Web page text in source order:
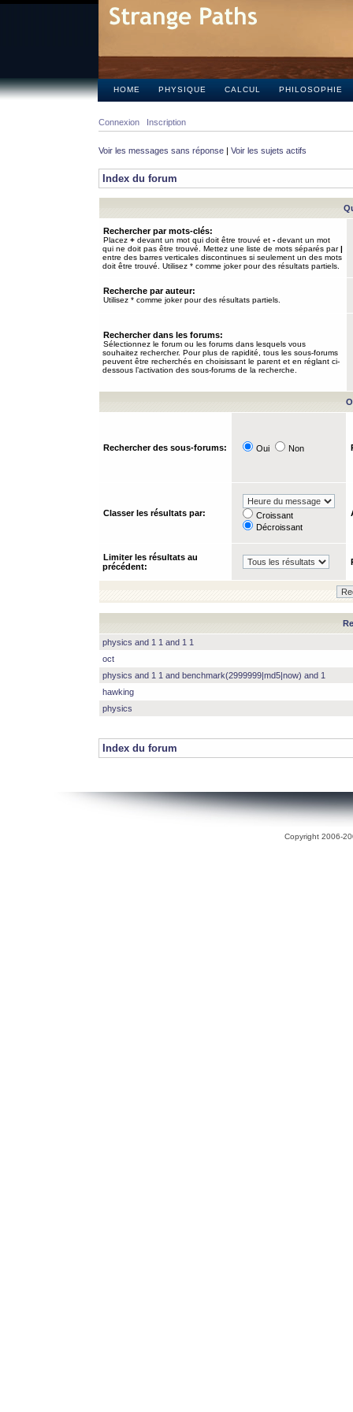
HOME PHYSIQUE CALCUL PHILOSOPHIE
Connexion Inscription
Voir les messages sans réponse | Voir les sujets actifs
Index du forum
Rechercher par mots-clés:
Placez + devant un mot qui doit être trouvé et - devant un mot
qui ne doit pas être trouvé. Mettez une liste de mots séparés par|
entre des barres verticales discontinues si seulement un des mots
doit être trouvé. Utilisez * comme joker pour des résultats partiels.
Recherche par auteur:
Utilisez * comme joker pour des résultats partiels.
Rechercher dans les forums:
Sélectionnez le forum ou les forums dans lesquels vous
souhaitez rechercher. Pour plus de rapidité, tous les sous-forums
peuvent être recherchés en choisissant le parent et en réglant ci-
dessous l’activation des sous-forums de la recherche.
Rechercher des sous-forums: Oui Non
Classer les résultats par:
Croissant
Décroissant
Limiter les résultats au
précédent:
physics and 1 1 and 1 1
oct
physics and 1 1 and benchmark(2999999|md5|now) and 1
hawking
physics
Index du forum
Copyright 2006-